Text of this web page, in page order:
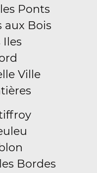
Ponts
aux Bois
Iles
Ville
Bordes